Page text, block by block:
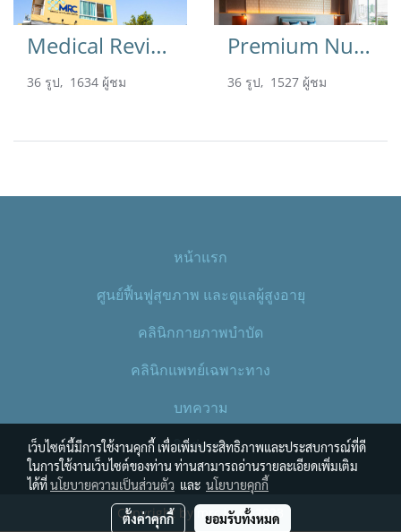
Medical Revitalized Center
36 รูป, 1634 ผู้ชม
Premium Nursing Home
36 รูป, 1527 ผู้ชม
หน้าแรก
ศูนย์ฟื้นฟูสุขภาพ และดูแลผู้สูงอายุ
คลินิกกายภาพบำบัด
คลินิกแพทย์เฉพาะทาง
บทความ
ติดต่อเรา
Copyright by mrc.in.th 2023
เว็บไซต์นี้มีการใช้งานคุกกี้ เพื่อเพิ่มประสิทธิภาพและประสบการณ์ที่ดี
ในการใช้งานเว็บไซต์ของท่าน ท่านสามารถอ่านรายละเอียดเพิ่มเติม
ได้ที่นโยบายความเป็นส่วนตัว และ นโยบายคุกกี้
ตั้งค่าคุกกี้ ยอมรับทั้งหมด